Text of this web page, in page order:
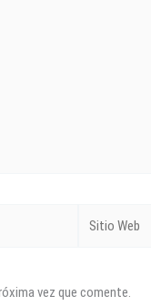
Web
vez que comente.